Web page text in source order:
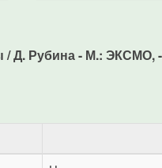
/ Д. Рубина - М.: ЭКСМО,